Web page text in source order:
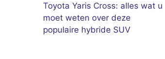
Toyota Yaris Cross: alles wat u
moet weten over deze
populaire hybride SUV